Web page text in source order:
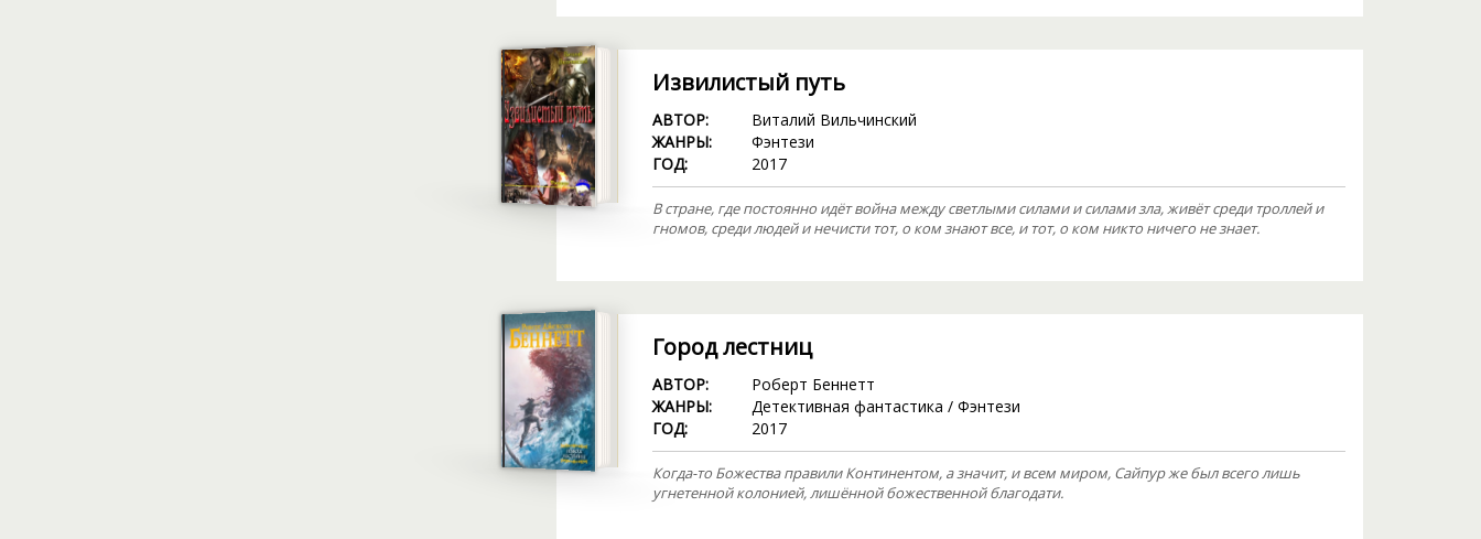
Извилистый путь
АВТОР:
Виталий Вильчинский
ЖАНРЫ:
Фэнтези
ГОД:
2017
В стране, где постоянно идёт война между светлыми силами и силами зла, живёт среди троллей и
гномов, среди людей и нечисти тот, о ком знают все, и тот, о ком никто ничего не знает.
Город лестниц
АВТОР:
Роберт Беннетт
ЖАНРЫ:
Детективная фантастика / Фэнтези
ГОД:
2017
Когда-то Божества правили Континентом, а значит, и всем миром, Сайпур же был всего лишь
угнетенной колонией, лишённой божественной благодати.